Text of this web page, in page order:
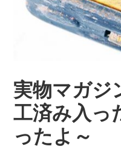
ク
ラ
イ
ラ
ツ
実物マガジ
工済み入っ
ったよ～